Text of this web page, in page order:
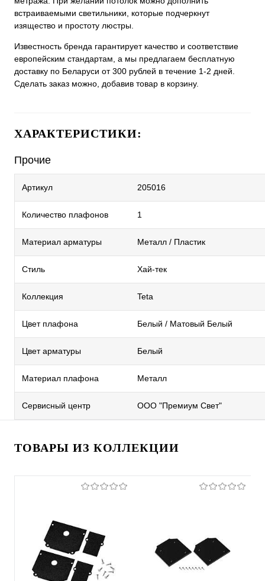
встраиваемыми светильники, которые подчеркнут
изящество и простоту люстры.
Известность бренда гарантирует качество и соответствие
европейским стандартам, а мы предлагаем бесплатную
доставку по Беларуси от 300 рублей в течение 1-2 дней.
Сделать заказ можно, добавив товар в корзину.
ХАРАКТЕРИСТИКИ:
Прочие
Артикул 205016
Количество плафонов 1
Материал арматуры Металл / Пластик
Стиль Хай-тек
Коллекция Teta
Цвет плафона Белый / Матовый Белый
Цвет арматуры Белый
Материал плафона Металл
Сервисный центр ООО "Премиум Свет"
ТОВАРЫ ИЗ КОЛЛЕКЦИИ